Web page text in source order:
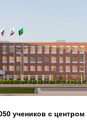
учеников с центром